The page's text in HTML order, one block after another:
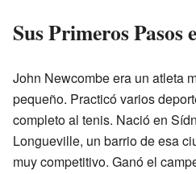
Sus Primeros Pasos
John Newcombe era un atleta
pequeño. Practicó varios
completo al tenis. Nació en
Longueville, un barrio de esa
muy competitivo. Ganó el